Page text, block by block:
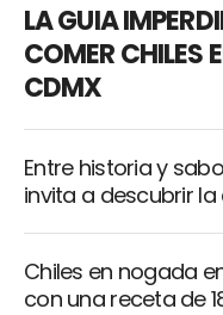
LA GUIA
COMER CHILES
CDMX
Entre historia y
invita a descubrir
Chiles en nogada
con una receta de